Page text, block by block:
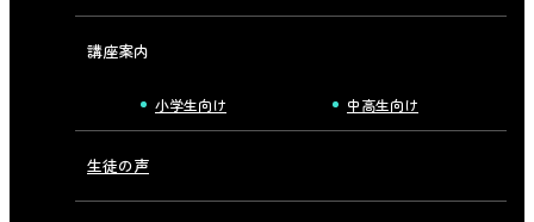
講座案内
小学生向け 中高生向け
生徒の声